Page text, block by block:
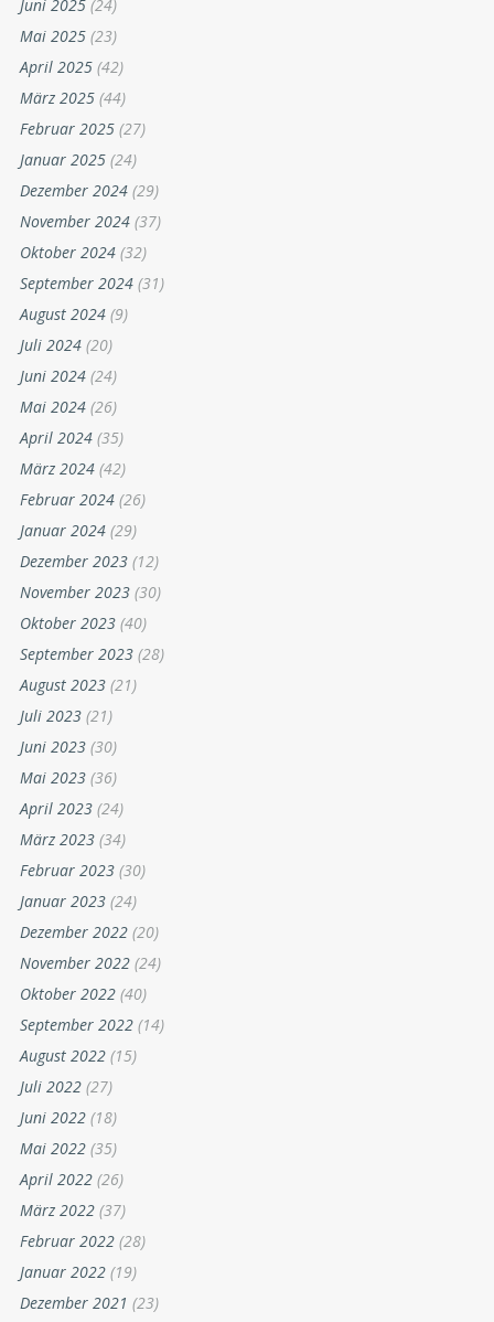
Juni 2025 (24)
Mai 2025 (23)
April 2025 (42)
März 2025 (44)
Februar 2025 (27)
Januar 2025 (24)
Dezember 2024 (29)
November 2024 (37)
Oktober 2024 (32)
September 2024 (31)
August 2024 (9)
Juli 2024 (20)
Juni 2024 (24)
Mai 2024 (26)
April 2024 (35)
März 2024 (42)
Februar 2024 (26)
Januar 2024 (29)
Dezember 2023 (12)
November 2023 (30)
Oktober 2023 (40)
September 2023 (28)
August 2023 (21)
Juli 2023 (21)
Juni 2023 (30)
Mai 2023 (36)
April 2023 (24)
März 2023 (34)
Februar 2023 (30)
Januar 2023 (24)
Dezember 2022 (20)
November 2022 (24)
Oktober 2022 (40)
September 2022 (14)
August 2022 (15)
Juli 2022 (27)
Juni 2022 (18)
Mai 2022 (35)
April 2022 (26)
März 2022 (37)
Februar 2022 (28)
Januar 2022 (19)
Dezember 2021 (23)